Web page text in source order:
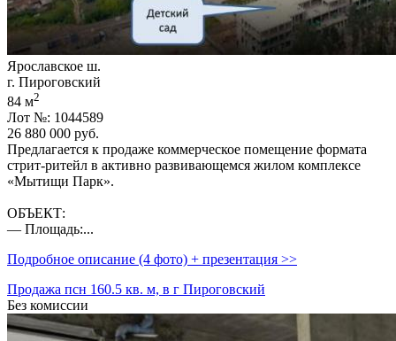
Ярославское ш.
г. Пироговский
84 м2
Лот №: 1044589
26 880 000 руб.
Предлагается к продаже коммерческое помещение формата
стрит-ритейл в активно развивающемся жилом комплексе
«Мытищи Парк».
ОБЪЕКТ:
— Площадь:...
Подробное описание (4 фото) + презентация >>
Продажа псн 160.5 кв. м, в г Пироговский
Без комиссии